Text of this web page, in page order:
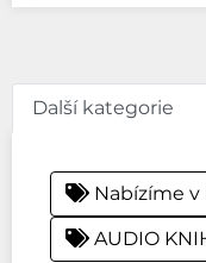
Další kategorie
Nabízíme
AUDIO